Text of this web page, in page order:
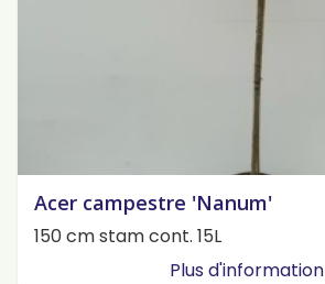
Acer campestre 'Nanum'
150 cm stam cont. 15L
Plus d'information